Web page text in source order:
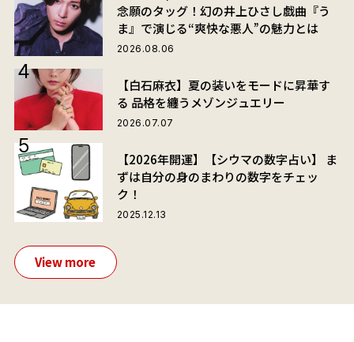
念願のタッグ！幻の井上ひさし戯曲『う
ま』で演じる“爽快な悪人”の魅力とは
2026.08.06
【白石麻衣】夏の装いをモードに昇華す
る 品格を纏うメゾンジュエリー
2026.07.07
【2026年開運】【シウマの数字占い】 ま
ずは自分の身のまわりの数字をチェッ
ク！
2025.12.13
View more